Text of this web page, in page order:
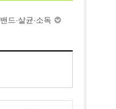
밴드·살균·소독